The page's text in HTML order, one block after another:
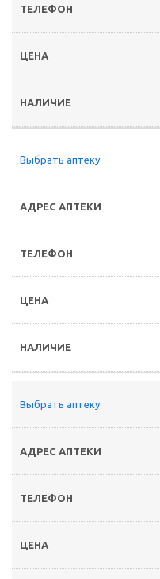
Выбрать аптеку
Выбрать аптеку